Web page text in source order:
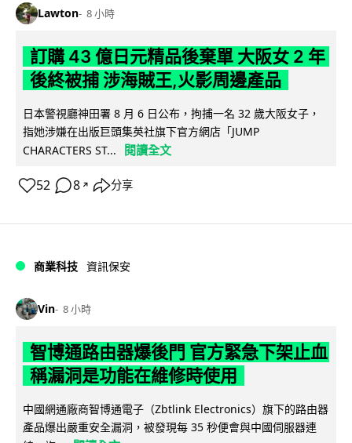
Lawton 8 小時
訂購 43 億日元精品後棄單 大阪女 2 年
後終被捕 涉海賊王,火影周邊產品
日本警視廳神田署 8 月 6 日公布，拘捕一名 32 歲大阪女子，
指她涉嫌在出版巨頭集英社旗下官方網店「JUMP
CHARACTERS ST...
閱讀全文
52 8 ↗ 分享
商業科技 資訊保安
Vin 8 小時
智博通路由器爆後門 官方緊急下架止血
稱漏洞是功能在維修時使用
中國網通廠商智博通電子（Zbtlink Electronics）旗下的路由器
產品爆出嚴重安全漏洞，被發現每 35 秒便會與中國伺服器連